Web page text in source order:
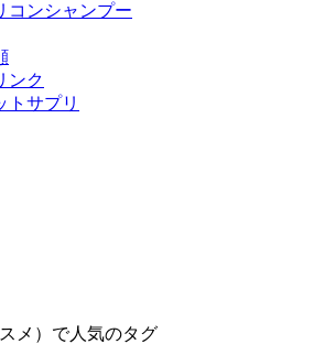
コンシャンプー
ンク
トサプリ
メ）で人気のタグ